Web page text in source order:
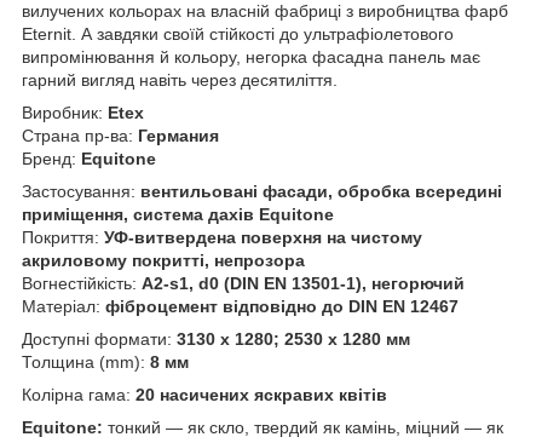
вилучених кольорах на власній фабриці з виробництва фарб
Eternit. А завдяки своїй стійкості до ультрафіолетового
випромінювання й кольору, негорка фасадна панель має
гарний вигляд навіть через десятиліття.
Виробник: Etex
Страна пр-ва: Германия
Бренд: Equitone
Застосування: вентильовані фасади, обробка всередині
приміщення, система дахів Equitone
Покриття: УФ-витвердена поверхня на чистому
акриловому покритті, непрозора
Вогнестійкість: А2-s1, d0 (DIN EN 13501-1), негорючий
Матеріал: фіброцемент відповідно до DIN EN 12467
Доступні формати: 3130 х 1280; 2530 х 1280 мм
Толщина (mm): 8 мм
Колірна гама: 20 насичених яскравих квітів
Equitone: тонкий — як скло, твердий як камінь, міцний — як